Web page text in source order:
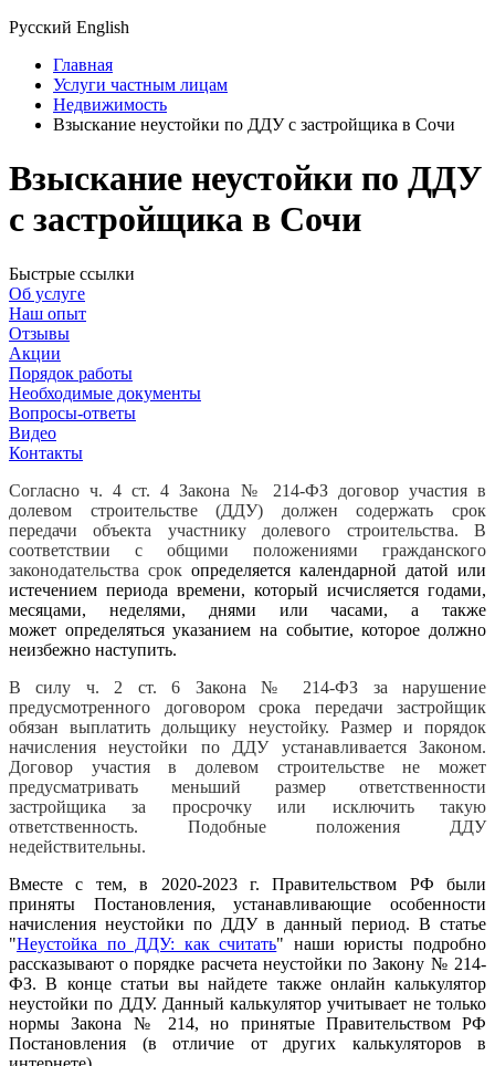
Русский English
Главная
Услуги частным лицам
Недвижимость
Взыскание неустойки по ДДУ с застройщика в Сочи
Взыскание неустойки по ДДУ
с застройщика в Сочи
Быстрые ссылки
Об услуге
Наш опыт
Отзывы
Акции
Порядок работы
Необходимые документы
Вопросы-ответы
Видео
Контакты
Согласно ч. 4 ст. 4 Закона № 214-ФЗ договор участия в
долевом строительстве (ДДУ) должен содержать срок
передачи объекта участнику долевого строительства. В
соответствии с общими положениями гражданского
законодательства срок определяется календарной датой или
истечением периода времени, который исчисляется годами,
месяцами, неделями, днями или часами, а также
может определяться указанием на событие, которое должно
неизбежно наступить.
В силу ч. 2 ст. 6 Закона № 214-ФЗ за нарушение
предусмотренного договором срока передачи застройщик
обязан выплатить дольщику неустойку. Размер и порядок
начисления неустойки по ДДУ устанавливается Законом.
Договор участия в долевом строительстве не может
предусматривать меньший размер ответственности
застройщика за просрочку или исключить такую
ответственность. Подобные положения ДДУ
недействительны.
Вместе с тем, в 2020-2023 г. Правительством РФ были
приняты Постановления, устанавливающие особенности
начисления неустойки по ДДУ в данный период. В статье
"Неустойка по ДДУ: как считать" наши юристы подробно
рассказывают о порядке расчета неустойки по Закону № 214-
ФЗ. В конце статьи вы найдете также онлайн калькулятор
неустойки по ДДУ. Данный калькулятор учитывает не только
нормы Закона № 214, но принятые Правительством РФ
Постановления (в отличие от других калькуляторов в